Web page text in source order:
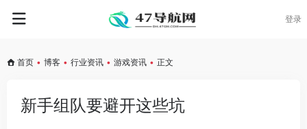
登录
首页 • 博客 • 行业资讯 • 游戏资讯 • 正文
新手组队要避开这些坑